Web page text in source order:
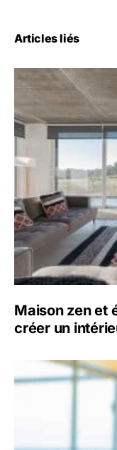
Articles liés
Maison zen et
créer un